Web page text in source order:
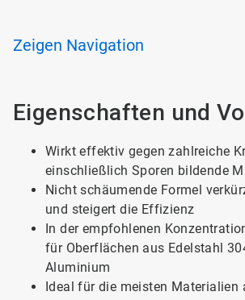
Zeigen Navigation
Eigenschaften und
Wirkt effektiv gegen zahlreiche
einschließlich Sporen bildende
Nicht schäumende Formel
und steigert die Effizienz
In der empfohlenen
für Oberflächen aus Edelstahl
Aluminium
Ideal für die meisten